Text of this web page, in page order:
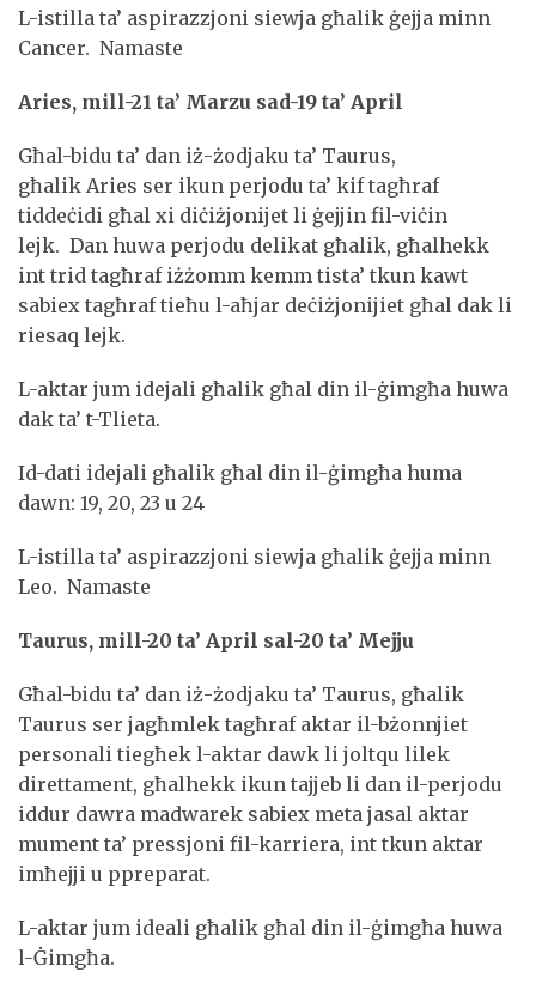
L-istilla ta’ aspirazzjoni siewja għalik ġejja minn
Cancer. Namaste
Aries, mill-21 ta’ Marzu sad-19 ta’ April
Għal-bidu ta’ dan iż-żodjaku ta’ Taurus,
għalik Aries ser ikun perjodu ta’ kif tagħraf
tiddeċidi għal xi diċiżjonijet li ġejjin fil-viċin
lejk. Dan huwa perjodu delikat għalik, għalhekk
int trid tagħraf iżżomm kemm tista’ tkun kawt
sabiex tagħraf tieħu l-aħjar deċiżjonijiet għal dak li
riesaq lejk.
L-aktar jum idejali għalik għal din il-ġimgħa huwa
dak ta’ t-Tlieta.
Id-dati idejali għalik għal din il-ġimgħa huma
dawn: 19, 20, 23 u 24
L-istilla ta’ aspirazzjoni siewja għalik ġejja minn
Leo. Namaste
Taurus, mill-20 ta’ April sal-20 ta’ Mejju
Għal-bidu ta’ dan iż-żodjaku ta’ Taurus, għalik
Taurus ser jagħmlek tagħraf aktar il-bżonnjiet
personali tiegħek l-aktar dawk li joltqu lilek
direttament, għalhekk ikun tajjeb li dan il-perjodu
iddur dawra madwarek sabiex meta jasal aktar
mument ta’ pressjoni fil-karriera, int tkun aktar
imħejji u ppreparat.
L-aktar jum ideali għalik għal din il-ġimgħa huwa
l-Ġimgħa.